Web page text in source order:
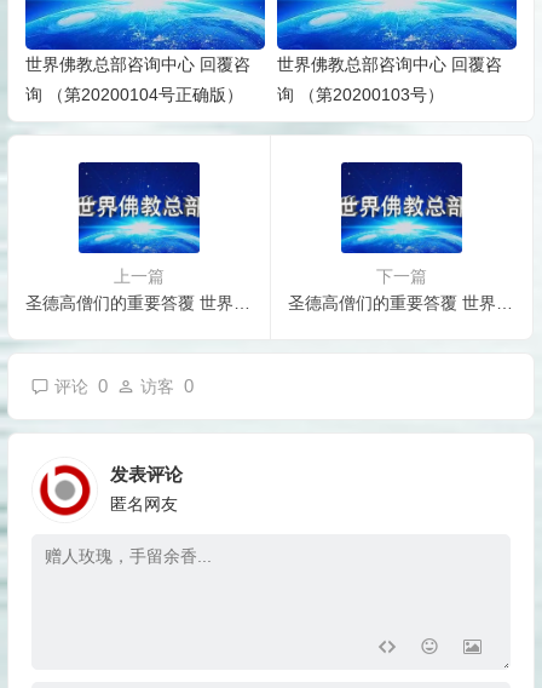
世界佛教总部咨询中心 回覆咨
询 （第20200104号正确版）
世界佛教总部咨询中心 回覆咨
询 （第20200103号）
上一篇
圣德高僧们的重要答覆 世界佛教总部咨询中心 回覆求证者们的提问 农历正月初二十二 第二十二道答案：
下一篇
圣德高僧们的重要答覆 世界佛教总部咨询中心 回覆求证者们的提问 农历正月初二十四 第二十四道答案：
评论 0 访客 0
发表评论
匿名网友